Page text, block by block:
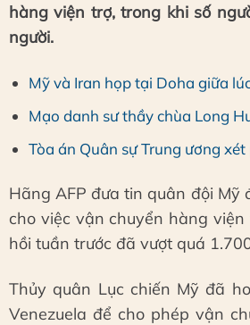
hàng viện trợ, trong khi số
người.
Mỹ và Iran họp tại Doha giữa
Mạo danh sư thầy chùa Long
Tòa án Quân sự Trung ương
Hãng AFP đưa tin quân đội Mỹ
cho việc vận chuyển hàng
hồi tuần trước đã vượt quá
Thủy quân Lục chiến Mỹ đã
Venezuela để cho phép vận